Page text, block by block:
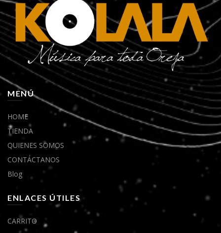
MENÚ
HOME
TIENDA
QUIENES SOMOS
CONTÁCTANOS
Blog
ENLACES ÚTILES
CARRITO